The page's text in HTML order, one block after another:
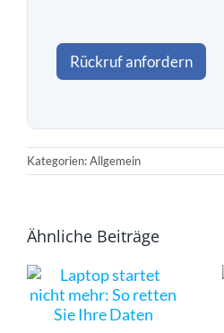
h
t
k
z
e
e
e
n
*
Rückruf anfordern
Kategorien: Allgemein
Ähnliche Beiträge